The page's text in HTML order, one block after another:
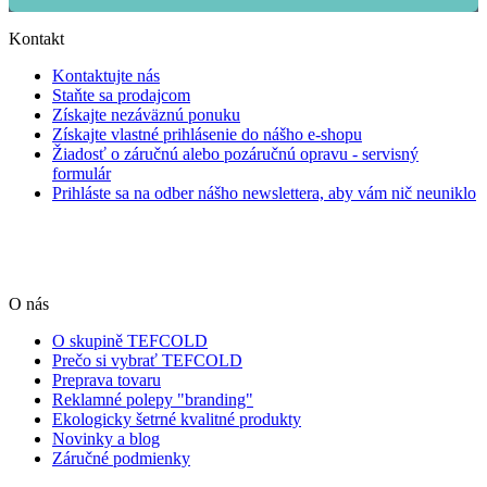
Kontakt
Kontaktujte nás
Staňte sa prodajcom
Získajte nezáväznú ponuku
Získajte vlastné prihlásenie do nášho e-shopu
Žiadosť o záručnú alebo pozáručnú opravu - servisný
formulár
Prihláste sa na odber nášho newslettera, aby vám nič neuniklo
O nás
O skupině TEFCOLD
Prečo si vybrať TEFCOLD
Preprava tovaru
Reklamné polepy "branding"
Ekologicky šetrné kvalitné produkty
Novinky a blog
Záručné podmienky